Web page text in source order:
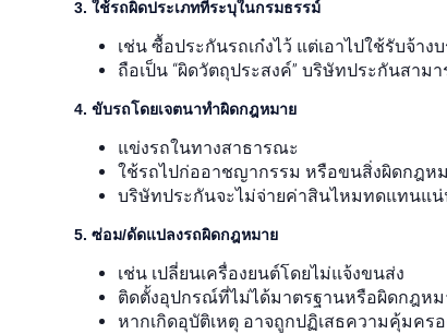
3. ใช้รถผิดประเภทที่ระบุในกรมธรรม์
เช่น ซื้อประกันรถเก๋งไว้ แต่เอาไปใช้รับจ้า
ถือเป็น “ผิดวัตถุประสงค์” บริษัทประกันสาม
4. ขับรถโดยเจตนาทำผิดกฎหมาย
แข่งรถในทางสาธารณะ
ใช้รถไปก่ออาชญากรรม หรือขนสิ่งผิดกฎห
บริษัทประกันจะไม่จ่ายค่าสินไหมทดแทนแ
5. ซ่อม/ดัดแปลงรถผิดกฎหมาย
เช่น เปลี่ยนเครื่องยนต์โดยไม่แจ้งขนส่ง
ติดตั้งอุปกรณ์ที่ไม่ได้มาตรฐานหรือผิดกฎหม
หากเกิดอุบัติเหตุ อาจถูกปฏิเสธความคุ้มครอ